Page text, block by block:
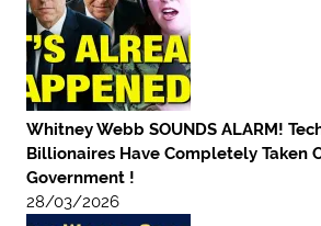
Whitney Webb SOUNDS ALARM!
Billionaires Have Completely Taken
Government !
28/03/2026